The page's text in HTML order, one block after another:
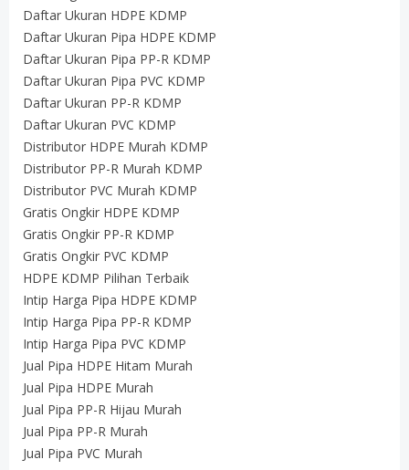
Daftar Ukuran HDPE KDMP
Daftar Ukuran Pipa HDPE KDMP
Daftar Ukuran Pipa PP-R KDMP
Daftar Ukuran Pipa PVC KDMP
Daftar Ukuran PP-R KDMP
Daftar Ukuran PVC KDMP
Distributor HDPE Murah KDMP
Distributor PP-R Murah KDMP
Distributor PVC Murah KDMP
Gratis Ongkir HDPE KDMP
Gratis Ongkir PP-R KDMP
Gratis Ongkir PVC KDMP
HDPE KDMP Pilihan Terbaik
Intip Harga Pipa HDPE KDMP
Intip Harga Pipa PP-R KDMP
Intip Harga Pipa PVC KDMP
Jual Pipa HDPE Hitam Murah
Jual Pipa HDPE Murah
Jual Pipa PP-R Hijau Murah
Jual Pipa PP-R Murah
Jual Pipa PVC Murah